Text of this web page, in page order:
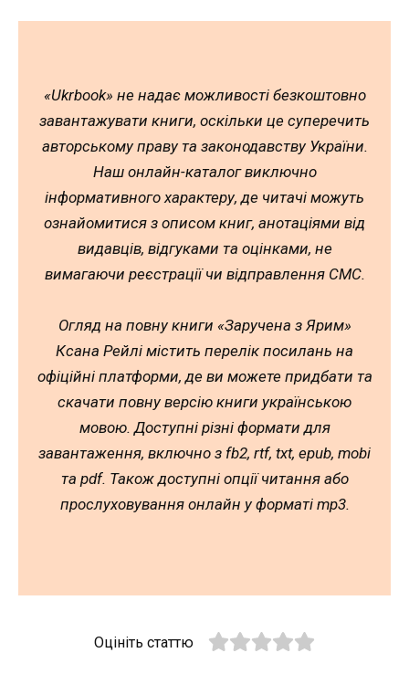
«Ukrbook» не надає можливості безкоштовно
завантажувати книги, оскільки це суперечить
авторському праву та законодавству України.
Наш онлайн-каталог виключно
інформативного характеру, де читачі можуть
ознайомитися з описом книг, анотаціями від
видавців, відгуками та оцінками, не
вимагаючи реєстрації чи відправлення СМС.
Огляд на повну книги «Заручена з Ярим»
Ксана Рейлі містить перелік посилань на
офіційні платформи, де ви можете придбати та
скачати повну версію книги українською
мовою. Доступні різні формати для
завантаження, включно з fb2, rtf, txt, epub, mobi
та pdf. Також доступні опції читання або
прослуховування онлайн у форматі mp3.
Оцініть статтю